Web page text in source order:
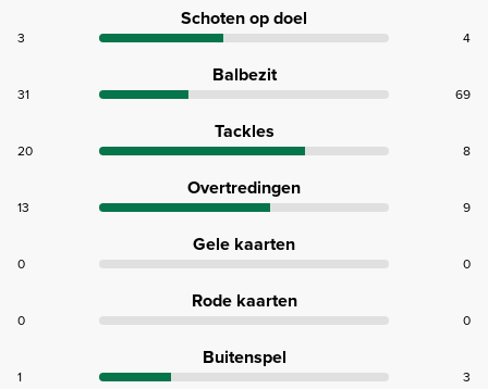
Schoten op doel
3 4
Balbezit
31 69
Tackles
20 8
Overtredingen
13 9
Gele kaarten
0 0
Rode kaarten
0 0
Buitenspel
1 3